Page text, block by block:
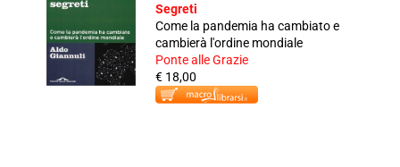
Segreti
Come la pandemia ha cambiato e
cambierà l'ordine mondiale
Ponte alle Grazie
€ 18,00